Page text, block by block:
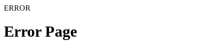
ERROR
Error Page